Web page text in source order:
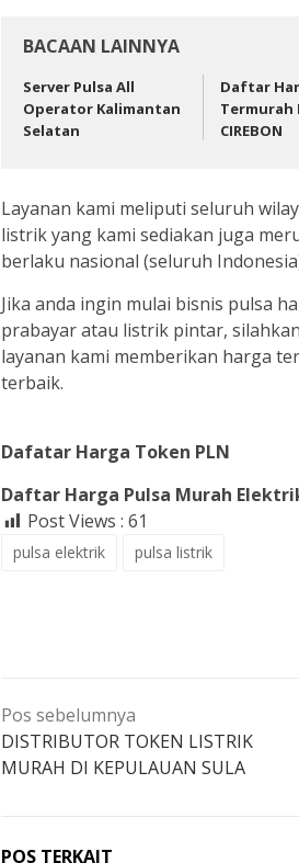
BACAAN LAINNYA
Server Pulsa All
Operator Kalimantan
Selatan
Daftar
Termurah
CIREBON
Layanan kami meliputi seluruh
listrik yang kami sediakan juga
berlaku nasional (seluruh
Jika anda ingin mulai bisnis pulsa
prabayar atau listrik pintar,
layanan kami memberikan harga
terbaik.
Dafatar Harga Token PLN
Daftar Harga Pulsa Murah
Post Views : 61
pulsa elektrik pulsa listrik
Navigasi
pos
Pos sebelumnya
DISTRIBUTOR TOKEN LISTRIK
MURAH DI KEPULAUAN SULA
POS TERKAIT